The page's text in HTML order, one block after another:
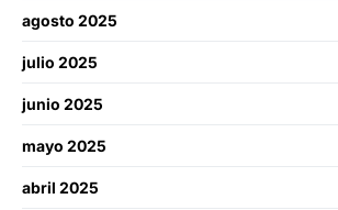
agosto 2025
julio 2025
junio 2025
mayo 2025
abril 2025